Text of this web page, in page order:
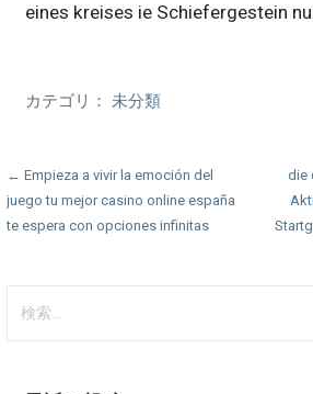
eines kreises ie Schiefergestein
カテゴリ： 未分類
投
稿
ビ
← Empieza a vivir la emoción del
juego tu mejor casino online españa
te espera con opciones infinitas
die
索: